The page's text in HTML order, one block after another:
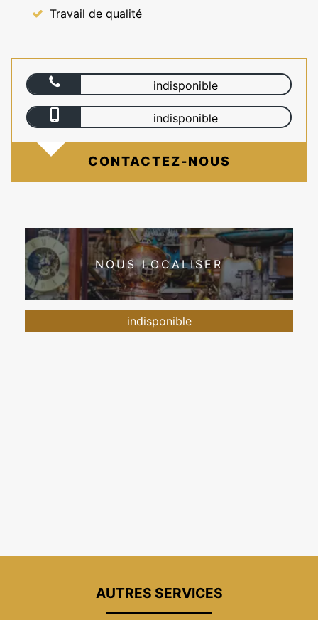
Travail de qualité
indisponible
indisponible
CONTACTEZ-NOUS
NOUS LOCALISER
indisponible
AUTRES SERVICES